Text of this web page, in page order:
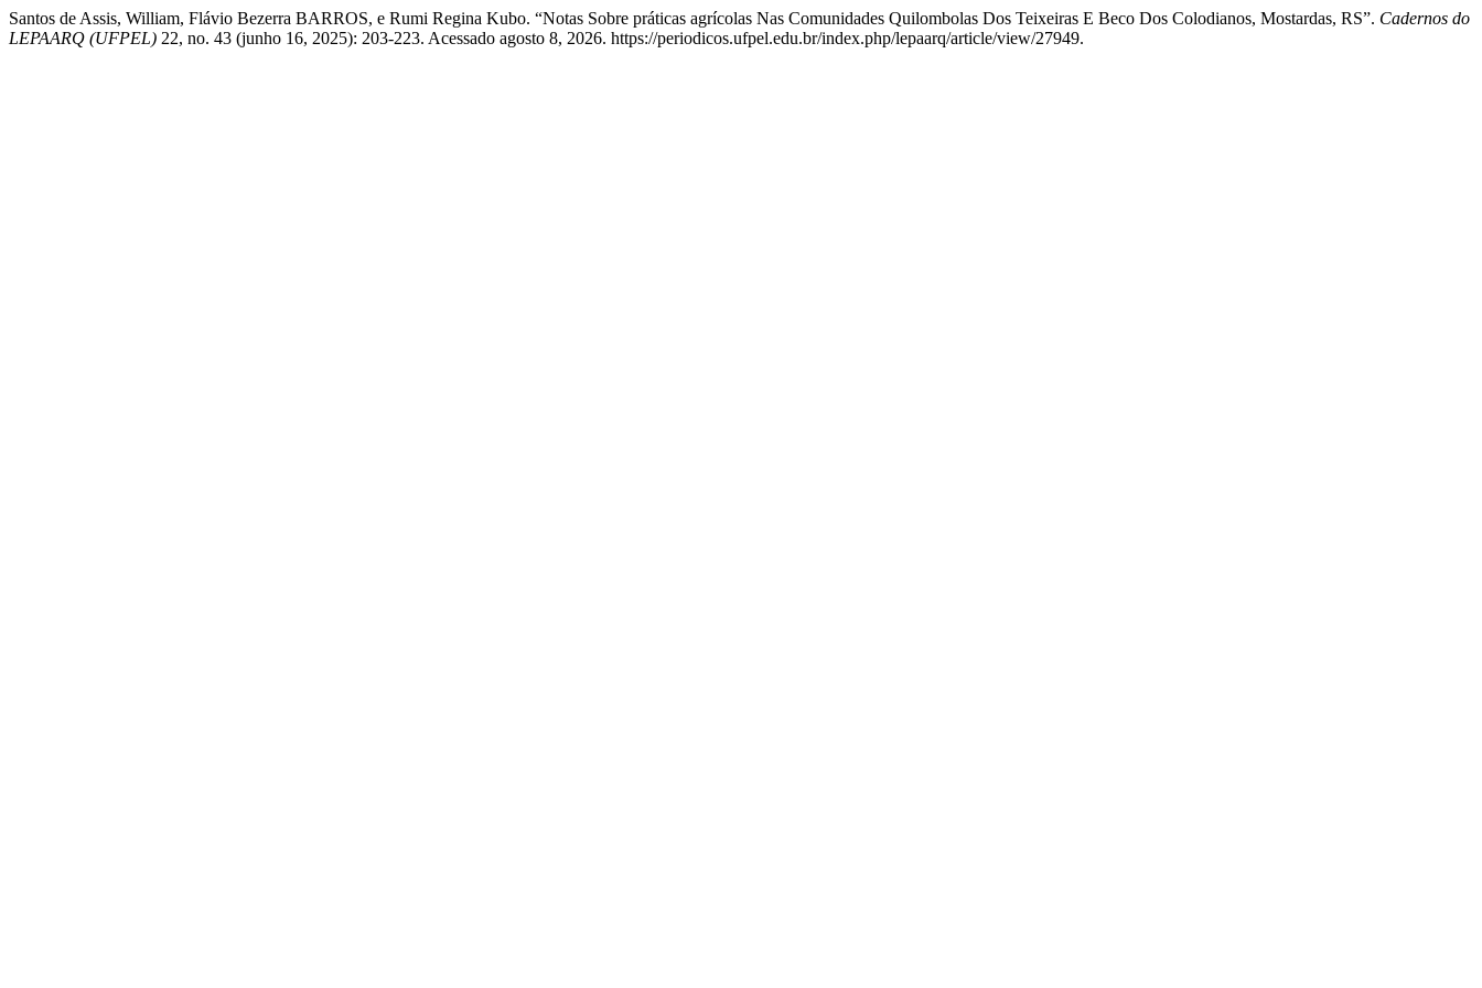
Santos de Assis, William, Flávio Bezerra BARROS, e Rumi Regina Kubo. “Notas Sobre práticas agrícolas Nas Comunidades Quilombolas Dos Teixeiras E Beco Dos Colodianos, Mostardas, RS”. Cadernos do
LEPAARQ (UFPEL) 22, no. 43 (junho 16, 2025): 203-223. Acessado agosto 8, 2026. https://periodicos.ufpel.edu.br/index.php/lepaarq/article/view/27949.